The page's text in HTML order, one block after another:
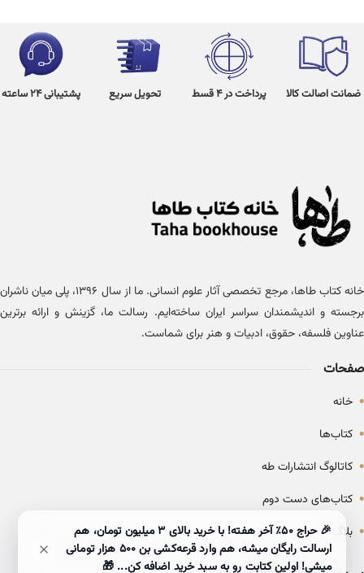
ضمانت اصالت کالا پرداخت در 4 قسط تحویل سریع پشتیبانی 24 ساعته
خانه کتاب طاها، مرجع تخصصی آثار علوم انسانی. ما از سال ۱۳۹۶، پلی میان ناشران
برجسته و اندیشمندان سراسر ایران ساخته‌ایم. رسالت ما، گزینش و ارائه برترین
عناوین فلسفه، حقوق، ادبیات و هنر برای شماست.
صفحات
• خانه
• کتاب‌ها
• کاتالوگ انتشارات طه
• کتاب‌های دست دوم
• بلاگ
🎉 حراج ۵۰٪ آخر هفته! با خرید بالای 3 میلیون تومان، هم
ارسالت رایگان میشه، هم وارد قرعه‌کشی بن ۵۰۰ هزار تومانی
میشی! اولین کتابت رو به سبد خرید اضافه کن... 🎁